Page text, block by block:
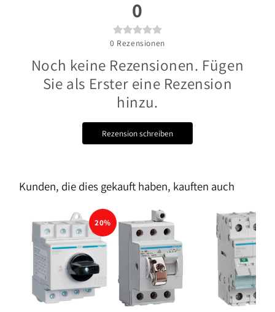
0
0 Rezensionen
Noch keine Rezensionen. Fügen
Sie als Erster eine Rezension
hinzu.
Rezension schreiben
Kunden, die dies gekauft haben, kauften auch
20%